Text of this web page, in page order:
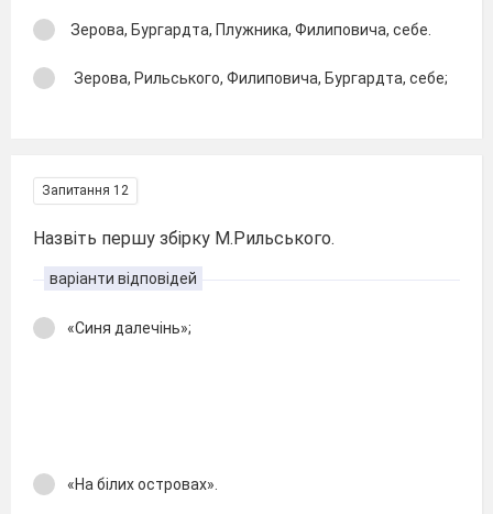
Зерова, Бургардта, Плужника, Филиповича, себе.
Зерова, Рильського, Филиповича, Бургардта, себе;
Запитання 12
Назвіть першу збірку М.Рильського.
варіанти відповідей
«Синя далечінь»;
«На білих островах».